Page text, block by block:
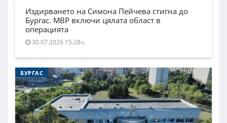
Издирването на Симона Пейчева стигна до
Бургас. МВР включи цялата област в
операцията
30.07.2026 15:28ч.
БУРГАС